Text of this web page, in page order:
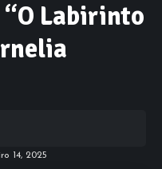
Labirinto
14, 2025